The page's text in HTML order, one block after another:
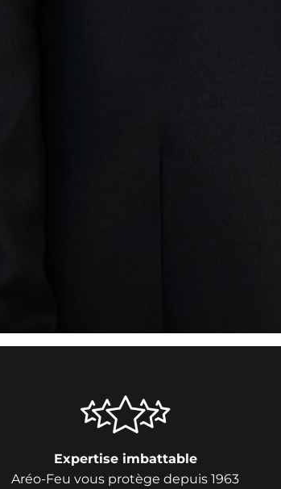
Expertise imbattable
Aréo-Feu vous protège depuis 1963